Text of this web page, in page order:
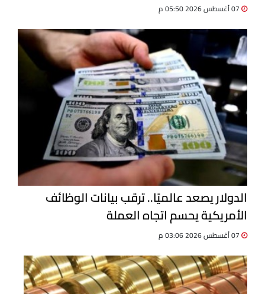
الدولار يصعد عالميًا.. ترقب بيانات الوظائف
الأمريكية يحسم اتجاه العملة